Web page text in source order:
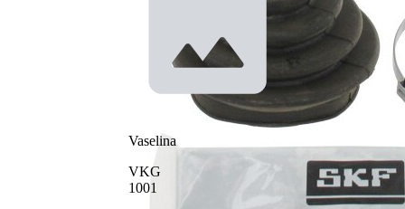
18 mm
72,5 mm
Vaselina
VKG
1001